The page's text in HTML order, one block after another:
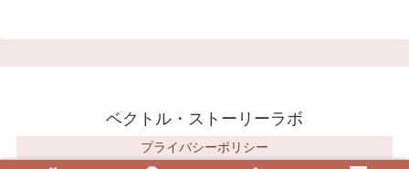
ベクトル・ストーリーラボ
プライバシーポリシー